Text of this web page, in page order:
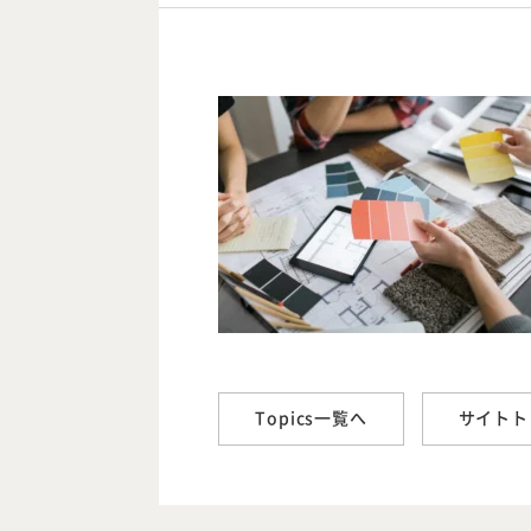
Topics一覧へ サイト